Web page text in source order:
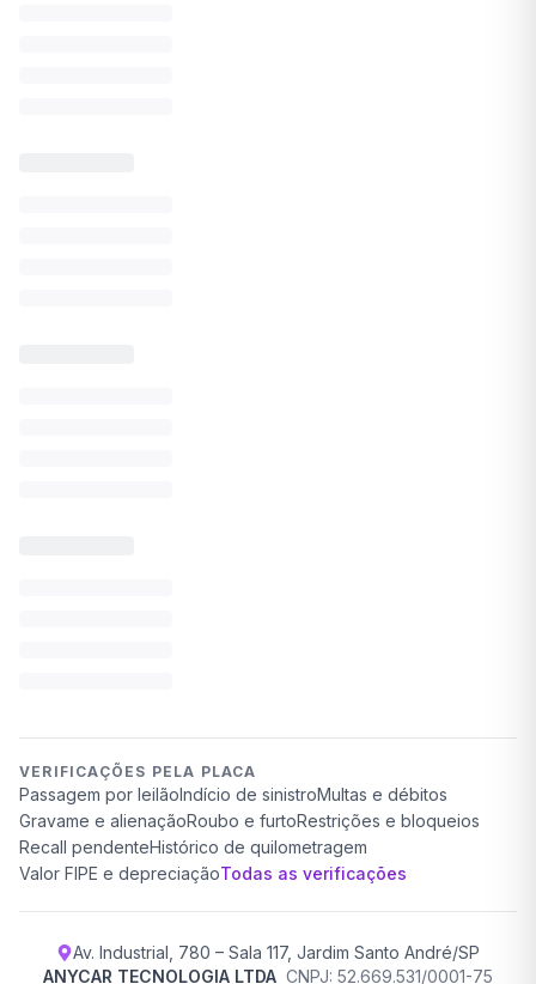
VERIFICAÇÕES PELA PLACA
Passagem por leilãoIndício de sinistroMultas e débitos
Gravame e alienaçãoRoubo e furtoRestrições e bloqueios
Recall pendenteHistórico de quilometragem
Valor FIPE e depreciaçãoTodas as verificações
Av. Industrial, 780 – Sala 117, Jardim Santo André/SP
ANYCAR TECNOLOGIA LTDA CNPJ: 52.669.531/0001-75